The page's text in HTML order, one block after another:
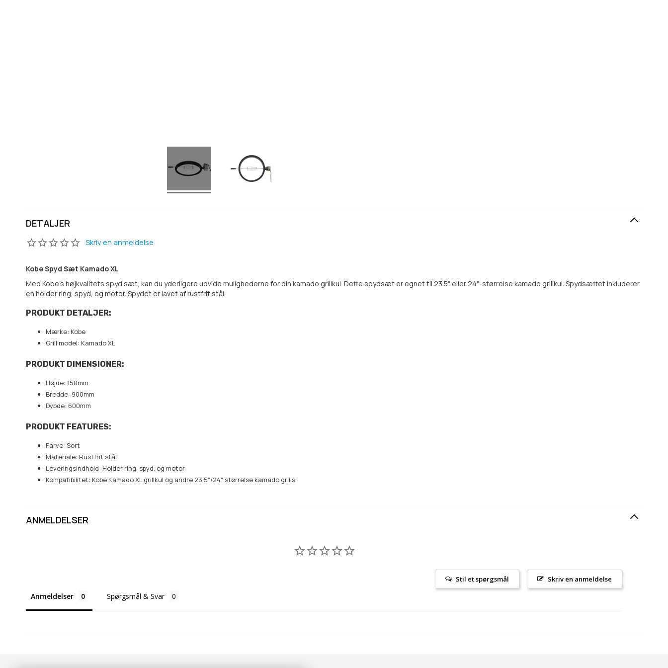
DETALJER
Skriv en anmeldelse
Kobe Spyd Sæt Kamado XL
Med Kobe's højkvalitets spyd sæt, kan du yderligere udvide mulighederne for din kamado grillkul. Dette spydsæt er egnet til 23.5" eller 24"-størrelse kamado grillkul. Spydsættet inkluderer
en holder ring, spyd, og motor. Spydet er lavet af rustfrit stål.
PRODUKT DETALJER:
Mærke: Kobe
Grill model: Kamado XL
PRODUKT DIMENSIONER:
Højde: 150mm
Bredde: 900mm
Dybde: 600mm
PRODUKT FEATURES:
Farve: Sort
Materiale: Rustfrit stål
Leveringsindhold: Holder ring, spyd, og motor
Kompatibilitet: Kobe Kamado XL grillkul og andre 23.5"/24" størrelse kamado grills
ANMELDELSER
Skriv en anmeldelse
Stil et spørgsmål
Anmeldelser Spørgsmål & Svar